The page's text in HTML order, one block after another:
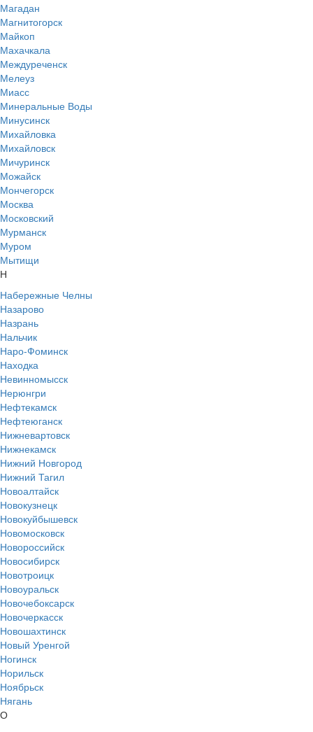
Магадан
Магнитогорск
Майкоп
Махачкала
Междуреченск
Мелеуз
Миасс
Минеральные Воды
Минусинск
Михайловка
Михайловск
Мичуринск
Можайск
Мончегорск
Москва
Московский
Мурманск
Муром
Мытищи
Н
Набережные Челны
Назарово
Назрань
Нальчик
Наро-Фоминск
Находка
Невинномысск
Нерюнгри
Нефтекамск
Нефтеюганск
Нижневартовск
Нижнекамск
Нижний Новгород
Нижний Тагил
Новоалтайск
Новокузнецк
Новокуйбышевск
Новомосковск
Новороссийск
Новосибирск
Новотроицк
Новоуральск
Новочебоксарск
Новочеркасск
Новошахтинск
Новый Уренгой
Ногинск
Норильск
Ноябрьск
Нягань
О